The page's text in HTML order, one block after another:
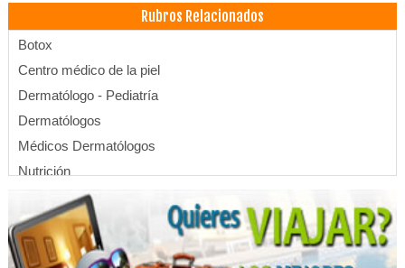
Rubros Relacionados
Botox
Centro médico de la piel
Dermatólogo - Pediatría
Dermatólogos
Médicos Dermatólogos
Nutrición
Centros de Belleza
Estética Integral
Acné